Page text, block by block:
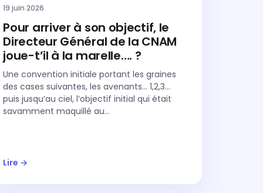
19 juin 2026
Pour arriver à son objectif, le
Directeur Général de la CNAM
joue-t’il à la marelle…. ?
Une convention initiale portant les graines
des cases suivantes, les avenants… 1,2,3…
puis jusqu’au ciel, l’objectif initial qui était
savamment maquillé au…
Lire →